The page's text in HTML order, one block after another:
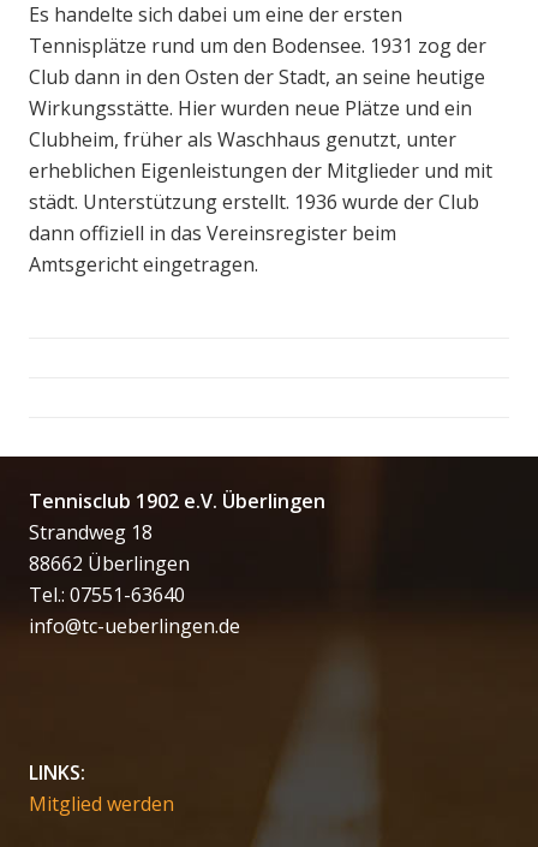
Es handelte sich dabei um eine der ersten
Tennisplätze rund um den Bodensee. 1931 zog der
Club dann in den Osten der Stadt, an seine heutige
Wirkungsstätte. Hier wurden neue Plätze und ein
Clubheim, früher als Waschhaus genutzt, unter
erheblichen Eigenleistungen der Mitglieder und mit
städt. Unterstützung erstellt. 1936 wurde der Club
dann offiziell in das Vereinsregister beim
Amtsgericht eingetragen.
Tennisclub 1902 e.V. Überlingen
Strandweg 18
88662 Überlingen
Tel.: 07551-63640
info@tc-ueberlingen.de
LINKS:
Mitglied werden